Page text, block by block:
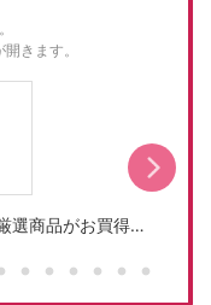
きます。
選商品がお買得…